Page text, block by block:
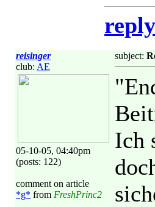
reply
reisinger
club: AE
05-10-05, 04:40pm
(posts: 122)
comment on article
*g* from FreshPrinc2
subject:
Ich